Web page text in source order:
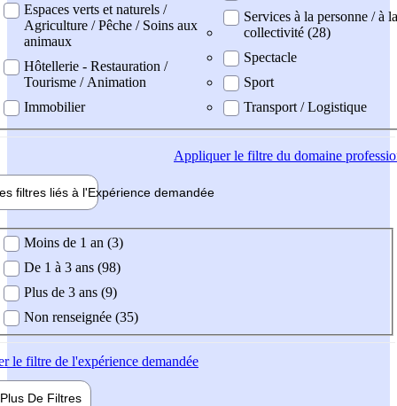
Espaces verts et naturels /
Agriculture / Pêche / Soins aux
animaux
Hôtellerie - Restauration /
Tourisme / Animation
Immobilier
Services à la personne / à la
collectivité (28)
Spectacle
Sport
Transport / Logistique
Appliquerle filtre du domaine
filtres liés à l'Expérience demandée
demandée
Moins de 1 an (3)
De 1 à 3 ans (98)
Plus de 3 ans (9)
Non renseignée (35)
le filtre de l'expérience demandée
Plus De Filtres